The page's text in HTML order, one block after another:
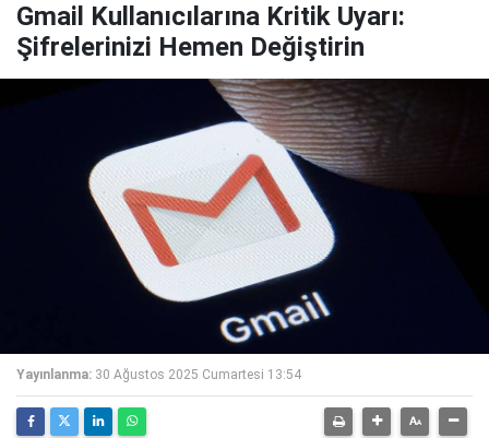
Gmail Kullanıcılarına Kritik Uyarı:
Şifrelerinizi Hemen Değiştirin
Yayınlanma: 30 Ağustos 2025 Cumartesi 13:54